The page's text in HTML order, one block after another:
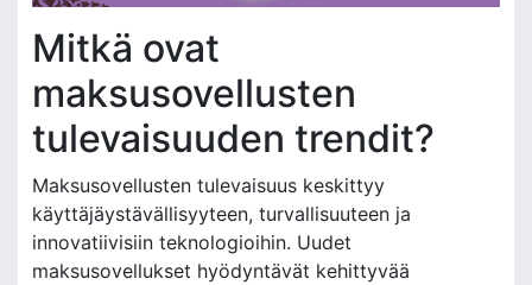
Mitkä ovat
maksusovellusten
tulevaisuuden trendit?
Maksusovellusten tulevaisuus keskittyy
käyttäjäystävällisyyteen, turvallisuuteen ja
innovatiivisiin teknologioihin. Uudet
maksusovellukset hyödyntävät kehittyvää